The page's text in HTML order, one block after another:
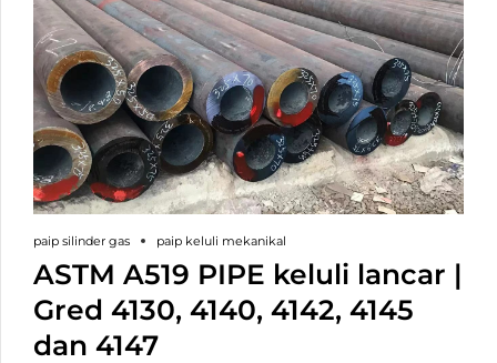
paip silinder gas paip keluli mekanikal
ASTM A519 PIPE keluli lancar |
Gred 4130, 4140, 4142, 4145
dan 4147